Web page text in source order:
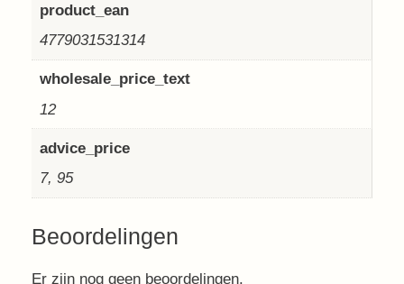
product_ean
4779031531314
wholesale_price_text
12
advice_price
7, 95
Beoordelingen
Er zijn nog geen beoordelingen.